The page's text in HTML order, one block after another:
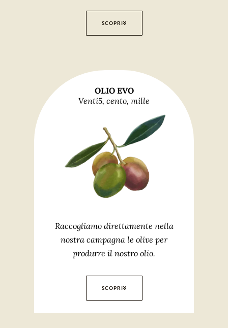
SCOPRI
OLIO EVO
Venti5, cento, mille
Raccogliamo direttamente nella
nostra campagna le olive per
produrre il nostro olio.
SCOPRI